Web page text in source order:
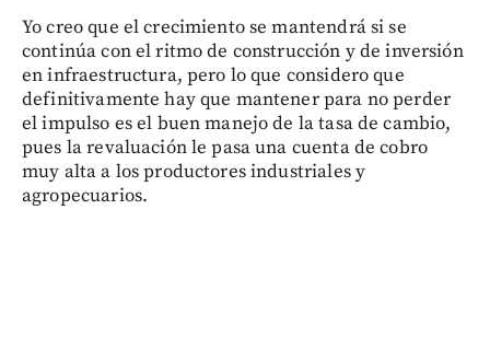
Yo creo que el crecimiento se mantendrá si se
continúa con el ritmo de construcción y de inversión
en infraestructura, pero lo que considero que
definitivamente hay que mantener para no perder
el impulso es el buen manejo de la tasa de cambio,
pues la revaluación le pasa una cuenta de cobro
muy alta a los productores industriales y
agropecuarios.